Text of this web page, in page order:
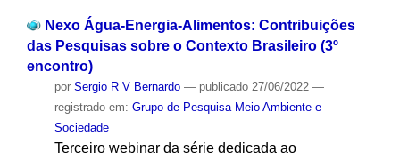
Nexo Água-Energia-Alimentos: Contribuições
das Pesquisas sobre o Contexto Brasileiro (3º
encontro)
por Sergio R V Bernardo — publicado27/06/2022 —
registrado em: Grupo de Pesquisa Meio Ambiente e
Sociedade
Terceiro webinar da série dedicada ao